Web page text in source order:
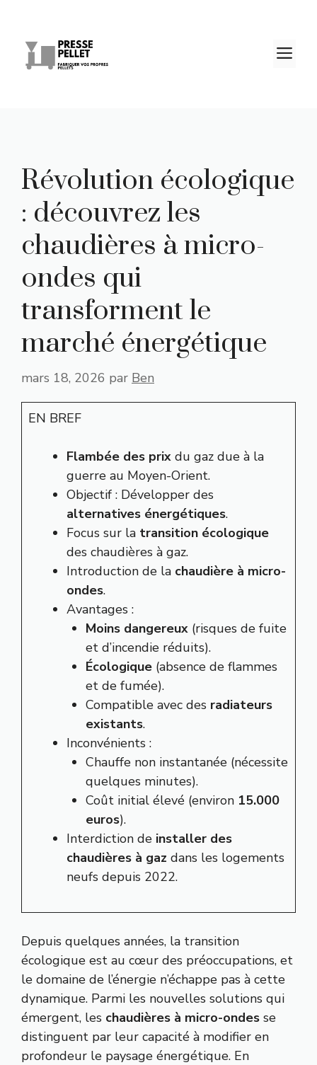
contenu
Révolution écologique
: découvrez les
chaudières à micro-
ondes qui
transforment le
marché énergétique
mars 18, 2026 par Ben
EN BREF
Flambée des prix du gaz due à la
guerre au Moyen-Orient.
Objectif : Développer des
alternatives énergétiques.
Focus sur la transition écologique
des chaudières à gaz.
Introduction de la chaudière à micro-
ondes.
Avantages :
Moins dangereux (risques de fuite
et d’incendie réduits).
Écologique (absence de flammes
et de fumée).
Compatible avec des radiateurs
existants.
Inconvénients :
Chauffe non instantanée (nécessite
quelques minutes).
Coût initial élevé (environ 15.000
euros).
Interdiction de installer des
chaudières à gaz dans les logements
neufs depuis 2022.
Depuis quelques années, la transition
écologique est au cœur des préoccupations, et
le domaine de l’énergie n’échappe pas à cette
dynamique. Parmi les nouvelles solutions qui
émergent, les chaudières à micro-ondes se
distinguent par leur capacité à modifier en
profondeur le paysage énergétique. En